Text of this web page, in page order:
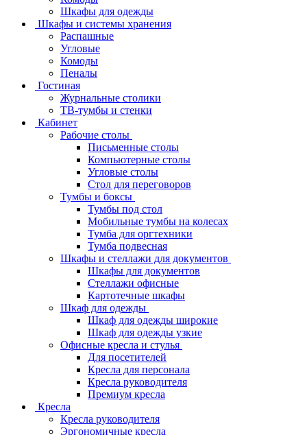
Шкафы для одежды
Шкафы и системы хранения
Распашные
Угловые
Комоды
Пеналы
Гостиная
Журнальные столики
ТВ‑тумбы и стенки
Кабинет
Рабочие столы
Письменные столы
Компьютерные столы
Угловые столы
Стол для переговоров
Тумбы и боксы
Тумбы под стол
Мобильные тумбы на колесах
Тумба для оргтехники
Тумба подвесная
Шкафы и стеллажи для документов
Шкафы для документов
Стеллажи офисные
Картотечные шкафы
Шкаф для одежды
Шкаф для одежды широкие
Шкаф для одежды узкие
Офисные кресла и стулья
Для посетителей
Кресла для персонала
Кресла руководителя
Премиум кресла
Кресла
Кресла руководителя
Эргономичные кресла